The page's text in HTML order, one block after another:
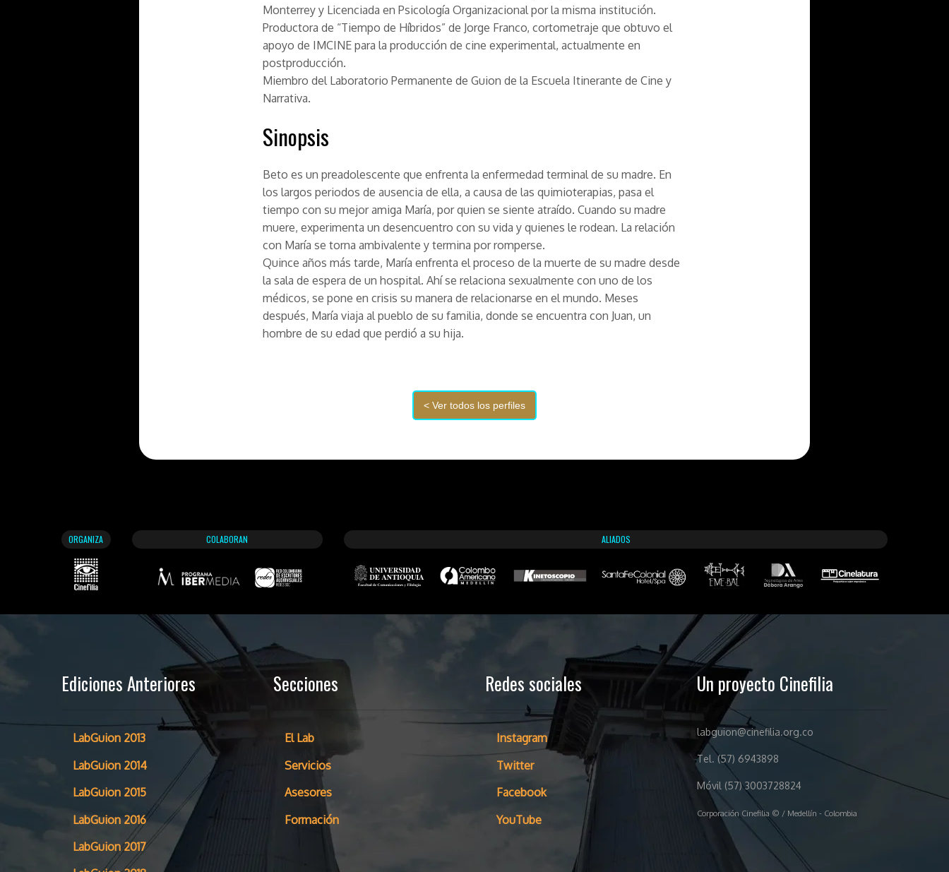
Monterrey y Licenciada en Psicología Organizacional por la misma institución.
Productora de “Tiempo de Híbridos” de Jorge Franco, cortometraje que obtuvo el
apoyo de IMCINE para la producción de cine experimental, actualmente en
postproducción.
Miembro del Laboratorio Permanente de Guion de la Escuela Itinerante de Cine y
Narrativa.
Sinopsis
Beto es un preadolescente que enfrenta la enfermedad terminal de su madre. En
los largos periodos de ausencia de ella, a causa de las quimioterapias, pasa el
tiempo con su mejor amiga María, por quien se siente atraído. Cuando su madre
muere, experimenta un desencuentro con su vida y quienes le rodean. La relación
con María se torna ambivalente y termina por romperse.
Quince años más tarde, María enfrenta el proceso de la muerte de su madre desde
la sala de espera de un hospital. Ahí se relaciona sexualmente con uno de los
médicos, se pone en crisis su manera de relacionarse en el mundo. Meses
después, María viaja al pueblo de su familia, donde se encuentra con Juan, un
hombre de su edad que perdió a su hija.
ORGANIZA COLABORAN ALIADOS
Ediciones Anteriores
LabGuion 2013
LabGuion 2014
LabGuion 2015
LabGuion 2016
LabGuion 2017
Secciones
El Lab
Servicios
Asesores
Formación
Redes sociales
Instagram
Twitter
Facebook
YouTube
Un proyecto Cinefilia
labguion@cinefilia.org.co
Tel. (57) 6943898
Móvil (57) 3003728824
Corporación Cinefilia © / Medellín - Colombia